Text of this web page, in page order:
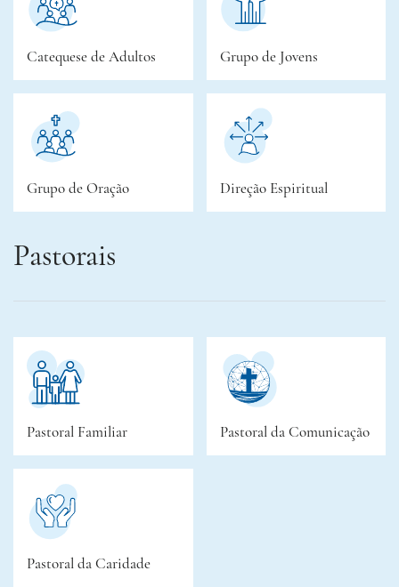
Catequese de Adultos Grupo de Jovens
Grupo de Oração Direção Espiritual
Pastorais
Pastoral Familiar Pastoral da Comunicação
Pastoral da Caridade